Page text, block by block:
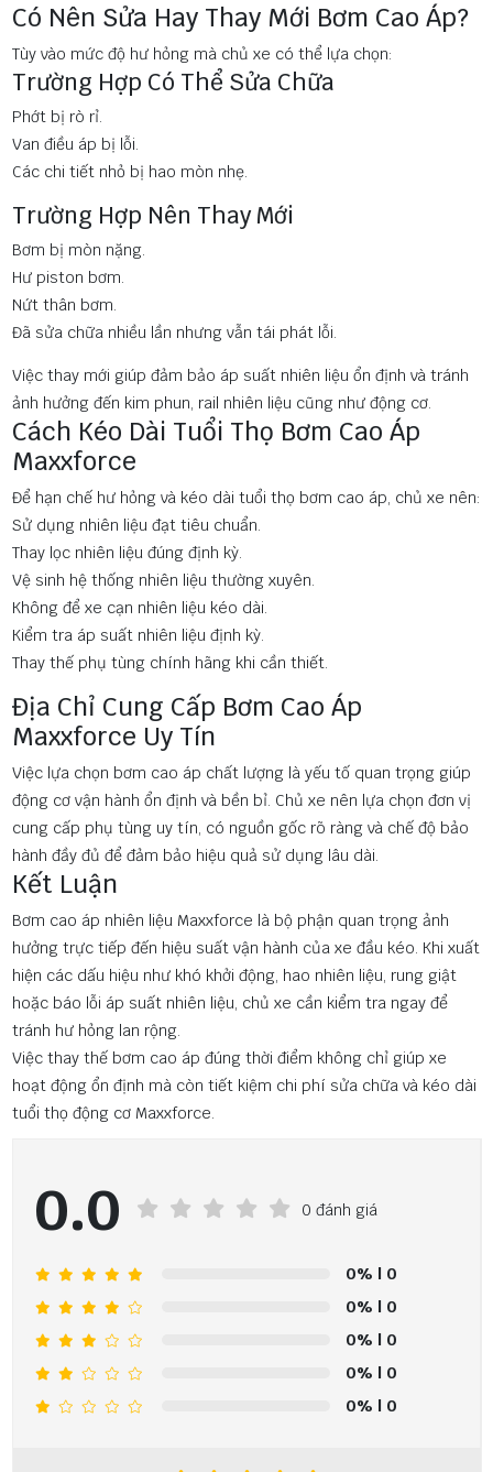
Có Nên Sửa Hay Thay Mới Bơm Cao Áp?
Tùy vào mức độ hư hỏng mà chủ xe có thể lựa chọn:
Trường Hợp Có Thể Sửa Chữa
Phớt bị rò rỉ.
Van điều áp bị lỗi.
Các chi tiết nhỏ bị hao mòn nhẹ.
Trường Hợp Nên Thay Mới
Bơm bị mòn nặng.
Hư piston bơm.
Nứt thân bơm.
Đã sửa chữa nhiều lần nhưng vẫn tái phát lỗi.
Việc thay mới giúp đảm bảo áp suất nhiên liệu ổn định và tránh
ảnh hưởng đến kim phun, rail nhiên liệu cũng như động cơ.
Cách Kéo Dài Tuổi Thọ Bơm Cao Áp
Maxxforce
Để hạn chế hư hỏng và kéo dài tuổi thọ bơm cao áp, chủ xe nên:
Sử dụng nhiên liệu đạt tiêu chuẩn.
Thay lọc nhiên liệu đúng định kỳ.
Vệ sinh hệ thống nhiên liệu thường xuyên.
Không để xe cạn nhiên liệu kéo dài.
Kiểm tra áp suất nhiên liệu định kỳ.
Thay thế phụ tùng chính hãng khi cần thiết.
Địa Chỉ Cung Cấp Bơm Cao Áp
Maxxforce Uy Tín
Việc lựa chọn bơm cao áp chất lượng là yếu tố quan trọng giúp
động cơ vận hành ổn định và bền bỉ. Chủ xe nên lựa chọn đơn vị
cung cấp phụ tùng uy tín, có nguồn gốc rõ ràng và chế độ bảo
hành đầy đủ để đảm bảo hiệu quả sử dụng lâu dài.
Kết Luận
Bơm cao áp nhiên liệu Maxxforce là bộ phận quan trọng ảnh
hưởng trực tiếp đến hiệu suất vận hành của xe đầu kéo. Khi xuất
hiện các dấu hiệu như khó khởi động, hao nhiên liệu, rung giật
hoặc báo lỗi áp suất nhiên liệu, chủ xe cần kiểm tra ngay để
tránh hư hỏng lan rộng.
Việc thay thế bơm cao áp đúng thời điểm không chỉ giúp xe
hoạt động ổn định mà còn tiết kiệm chi phí sửa chữa và kéo dài
tuổi thọ động cơ Maxxforce.
0.0 0 đánh giá
0% | 0
0% | 0
0% | 0
0% | 0
0% | 0